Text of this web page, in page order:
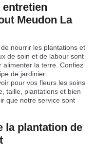
Meudon La
nourrir les plantations et
de soin et de labour sont
alimenter la terre. Confiez
de jardinier
pour vos fleurs les soins
taille, plantations et bien
que notre service sont
la plantation de